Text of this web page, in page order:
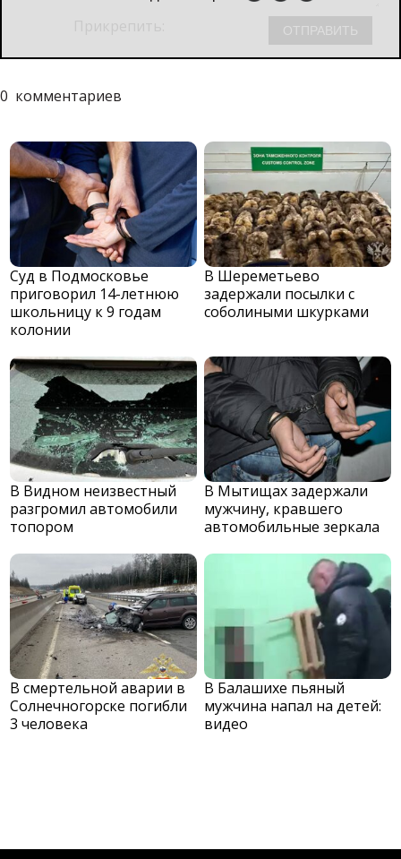
0 комментариев
Суд в Подмосковье
приговорил 14-летнюю
школьницу к 9 годам
колонии
В Шереметьево
задержали посылки с
соболиными шкурками
В Видном неизвестный
разгромил автомобили
топором
В Мытищах задержали
мужчину, кравшего
автомобильные зеркала
В смертельной аварии в
Солнечногорске погибли
3 человека
В Балашихе пьяный
мужчина напал на детей:
видео